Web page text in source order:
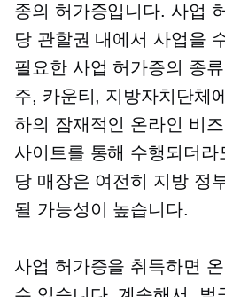
종의 허가증입니다. 사업
당 관할권 내에서 사업을
필요한 사업 허가증의 종
주, 카운티, 지방자치단체
하의 잠재적인 온라인 비
사이트를 통해 수행되더라
당 매장은 여전히 ​​지방 정
될 가능성이 높습니다.
사업 허가증을 취득하면